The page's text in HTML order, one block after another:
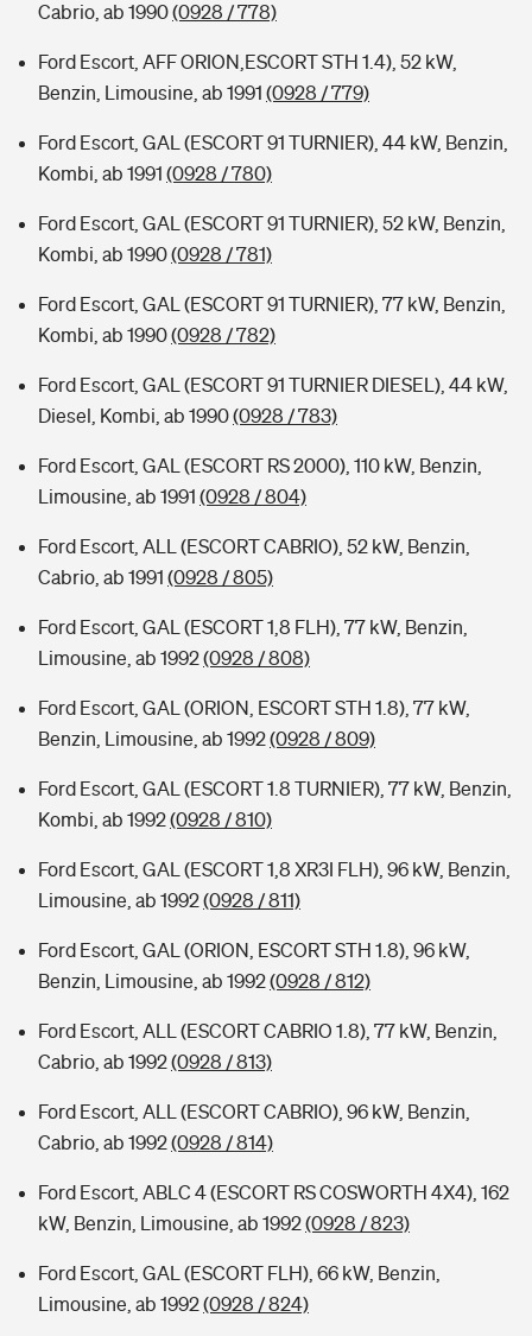
Cabrio, ab 1990(0928 / 778)
Ford Escort, AFF ORION,ESCORT STH 1.4), 52 kW,
Benzin, Limousine, ab 1991 (0928 / 779)
Ford Escort, GAL (ESCORT 91 TURNIER), 44 kW, Benzin,
Kombi, ab 1991 (0928 / 780)
Ford Escort, GAL (ESCORT 91 TURNIER), 52 kW, Benzin,
Kombi, ab 1990(0928 / 781)
Ford Escort, GAL (ESCORT 91 TURNIER), 77 kW, Benzin,
Kombi, ab 1990(0928 / 782)
Ford Escort, GAL (ESCORT 91 TURNIER DIESEL), 44 kW,
Diesel, Kombi, ab 1990(0928 / 783)
Ford Escort, GAL (ESCORT RS 2000), 110 kW, Benzin,
Limousine, ab 1991 (0928 / 804)
Ford Escort, ALL (ESCORT CABRIO), 52 kW, Benzin,
Cabrio, ab 1991 (0928 / 805)
Ford Escort, GAL (ESCORT 1,8 FLH), 77 kW, Benzin,
Limousine, ab 1992(0928 / 808)
Ford Escort, GAL (ORION, ESCORT STH 1.8), 77 kW,
Benzin, Limousine, ab 1992(0928 / 809)
Ford Escort, GAL (ESCORT 1.8 TURNIER), 77 kW, Benzin,
Kombi, ab 1992(0928 / 810)
Ford Escort, GAL (ESCORT 1,8 XR3I FLH), 96 kW, Benzin,
Limousine, ab 1992(0928 / 811)
Ford Escort, GAL (ORION, ESCORT STH 1.8), 96 kW,
Benzin, Limousine, ab 1992(0928 / 812)
Ford Escort, ALL (ESCORT CABRIO 1.8), 77 kW, Benzin,
Cabrio, ab 1992(0928 / 813)
Ford Escort, ALL (ESCORT CABRIO), 96 kW, Benzin,
Cabrio, ab 1992(0928 / 814)
Ford Escort, ABLC 4 (ESCORT RS COSWORTH 4X4), 162
kW, Benzin, Limousine, ab 1992(0928 / 823)
Ford Escort, GAL (ESCORT FLH), 66 kW, Benzin,
Limousine, ab 1992(0928 / 824)